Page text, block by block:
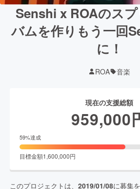
Senshi x ROAのス
バムを作りもう一回
に！
ROA 音楽
現在の支援総額
959,000
59%達成
目標金額1,600,000円
このプロジェクトは、 2019/01/08に募集